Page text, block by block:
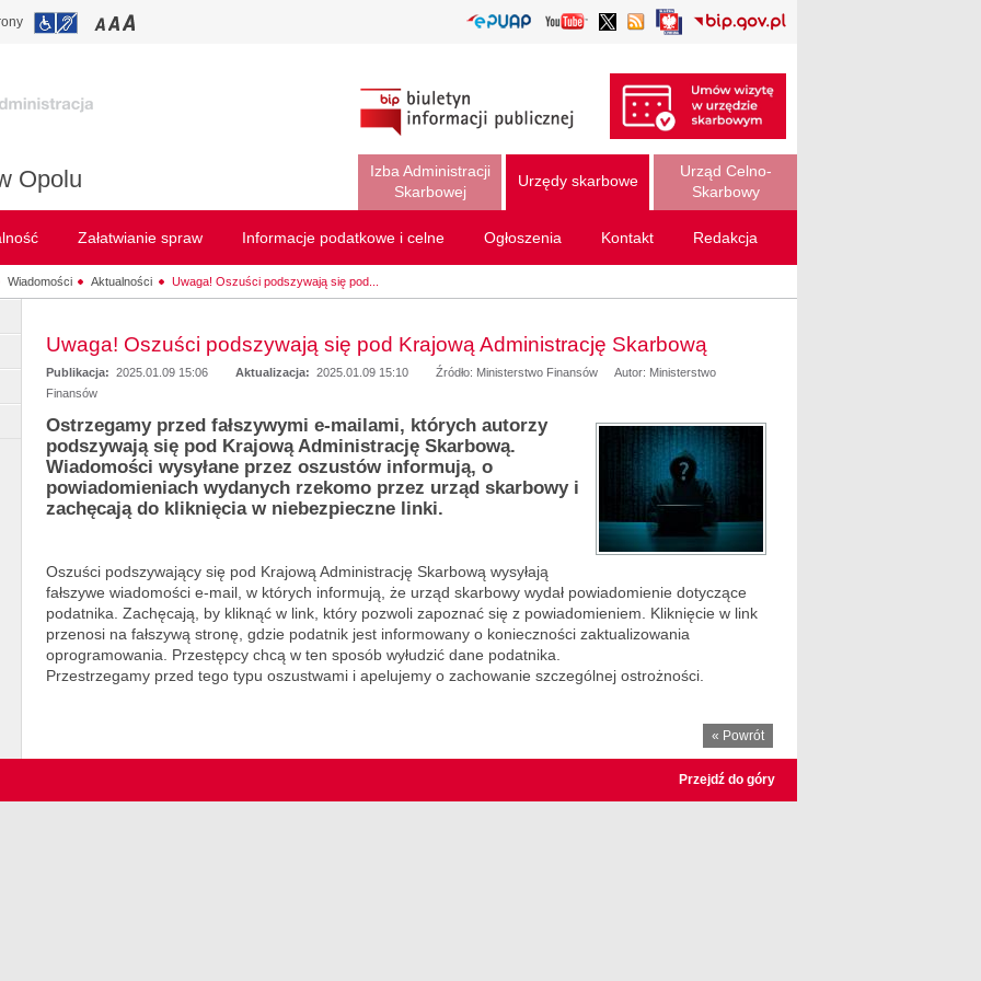
Opolu
Izba Administracji
Skarbowej
Urzędy skarbowe
Urząd Celno-
Skarbowy
Załatwianie spraw Informacje podatkowe i celne Ogłoszenia Kontakt Redakcja
Wiadomości Aktualności Uwaga! Oszuści podszywają się pod...
Uwaga! Oszuści podszywają się pod Krajową Administrację Skarbową
Publikacja: 2025.01.09 15:06 Aktualizacja: 2025.01.09 15:10 Źródło: Ministerstwo Finansów
Autor: Ministerstwo
Finansów
Ostrzegamy przed fałszywymi e-mailami, których autorzy
podszywają się pod Krajową Administrację Skarbową.
Wiadomości wysyłane przez oszustów informują, o
powiadomieniach wydanych rzekomo przez urząd skarbowy i
zachęcają do kliknięcia w niebezpieczne linki.
Oszuści podszywający się pod Krajową Administrację Skarbową wysyłają
fałszywe wiadomości e-mail, w których informują, że urząd skarbowy wydał powiadomienie dotyczące
podatnika. Zachęcają, by kliknąć w link, który pozwoli zapoznać się z powiadomieniem. Kliknięcie w link
przenosi na fałszywą stronę, gdzie podatnik jest informowany o konieczności zaktualizowania
oprogramowania. Przestępcy chcą w ten sposób wyłudzić dane podatnika.
Przestrzegamy przed tego typu oszustwami i apelujemy o zachowanie szczególnej ostrożności.
« Powrót
Przejdź do góry